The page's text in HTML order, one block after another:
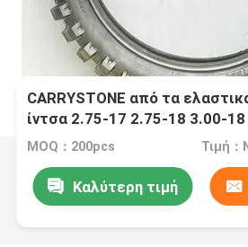
CARRYSTONE από τα
ίντσα 2.75-17 2.75-18 3.00-
J863 6PRTT 8PRTT οδικών
MOQ：200pcs Τιμή
Καλύτερη τιμή